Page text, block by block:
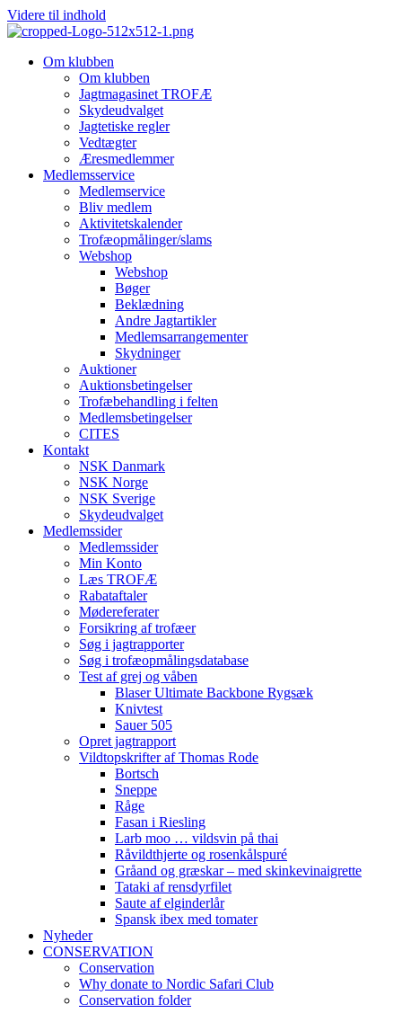
Videre til indhold
Om klubben
Om klubben
Jagtmagasinet TROFÆ
Skydeudvalget
Jagtetiske regler
Vedtægter
Æresmedlemmer
Medlemsservice
Medlemservice
Bliv medlem
Aktivitetskalender
Trofæopmålinger/slams
Webshop
Webshop
Bøger
Beklædning
Andre Jagtartikler
Medlemsarrangementer
Skydninger
Auktioner
Auktionsbetingelser
Trofæbehandling i felten
Medlemsbetingelser
CITES
Kontakt
NSK Danmark
NSK Norge
NSK Sverige
Skydeudvalget
Medlemssider
Medlemssider
Min Konto
Læs TROFÆ
Rabataftaler
Mødereferater
Forsikring af trofæer
Søg i jagtrapporter
Søg i trofæopmålingsdatabase
Test af grej og våben
Blaser Ultimate Backbone Rygsæk
Knivtest
Sauer 505
Opret jagtrapport
Vildtopskrifter af Thomas Rode
Bortsch
Sneppe
Råge
Fasan i Riesling
Larb moo … vildsvin på thai
Råvildthjerte og rosenkålspuré
Gråand og græskar – med skinkevinaigrette
Tataki af rensdyrfilet
Saute af elginderlår
Spansk ibex med tomater
Nyheder
CONSERVATION
Conservation
Why donate to Nordic Safari Club
Conservation folder